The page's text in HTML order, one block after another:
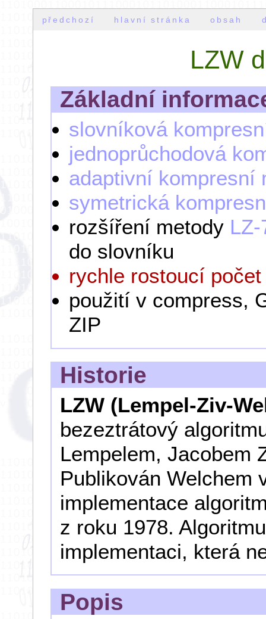
předchozí hlavní stránka obsah
LZW
Základní
slovníková
jednoprůchodová
adaptivní kompresní
symetrická
rozšíření metody LZ-
do slovníku
rychle rostoucí
použití v compress,
ZIP
Historie
LZW (Lempel-Ziv-
bezeztrátový
Lempelem, Jacobem
Publikován Welchem
implementace
z roku 1978.
implementaci, která
Popis